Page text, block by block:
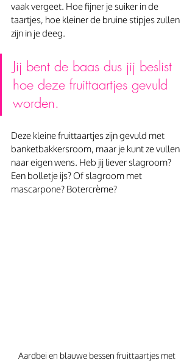
vaak vergeet. Hoe fijner je suiker in de
taartjes, hoe kleiner de bruine stipjes zullen
zijn in je deeg.
Jij bent de baas dus jij beslist
hoe deze fruittaartjes gevuld
worden.
Deze kleine fruittaartjes zijn gevuld met
banketbakkersroom, maar je kunt ze vullen
naar eigen wens. Heb jij liever slagroom?
Een bolletje ijs? Of slagroom met
mascarpone? Botercrème?
Aardbei en blauwe bessen fruittaartjes met